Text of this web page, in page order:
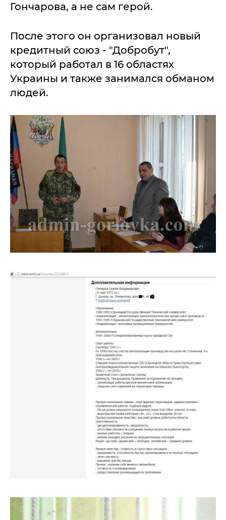
Гончарова, а не сам герой.
После этого он организовал новый
кредитный союз - "Добробут",
который работал в 16 областях
Украины и также занимался обманом
людей.